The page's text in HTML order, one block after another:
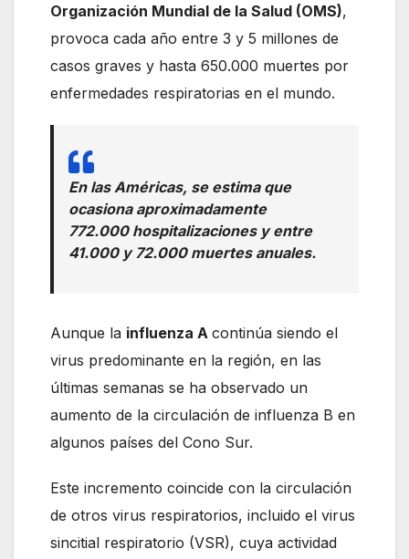
Organización Mundial de la Salud (OMS),
provoca cada año entre 3 y 5 millones de
casos graves y hasta 650.000 muertes por
enfermedades respiratorias en el mundo.
En las Américas, se estima que
ocasiona aproximadamente
772.000 hospitalizaciones y entre
41.000 y 72.000 muertes anuales.
Aunque la influenza A continúa siendo el
virus predominante en la región, en las
últimas semanas se ha observado un
aumento de la circulación de influenza B en
algunos países del Cono Sur.
Este incremento coincide con la circulación
de otros virus respiratorios, incluido el virus
sincitial respiratorio (VSR), cuya actividad